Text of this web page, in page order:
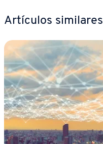
Artículos similares